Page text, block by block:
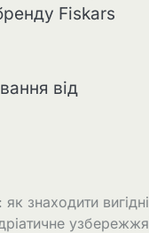
Fiskars
від
знаходити вигідні
узбережжя